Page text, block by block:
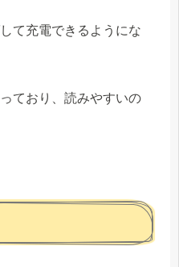
て充電できるようにな
ており、読みやすいの